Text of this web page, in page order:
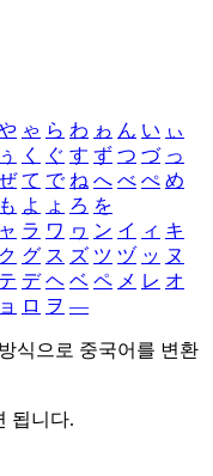
ゃ ら わ ゎ ん い ぃ
ぅ く ぐ す ず つ づ っ
て で ね へ べ ぺ め
も よ ょ ろ を
ャ ラ ワ ヮ ン イ ィ キ
ク グ ス ズ ツ ヅ ッ ヌ
テ デ ヘ ベ ペ メ レ オ
ョ ロ ヲ ―
식으로 중국어를 변환
됩니다.